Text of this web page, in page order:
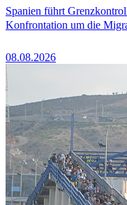
Spanien führt
Konfrontation um die
08.08.2026